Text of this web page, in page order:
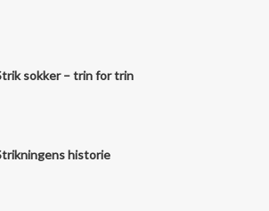
sokker – trin for trin
historie